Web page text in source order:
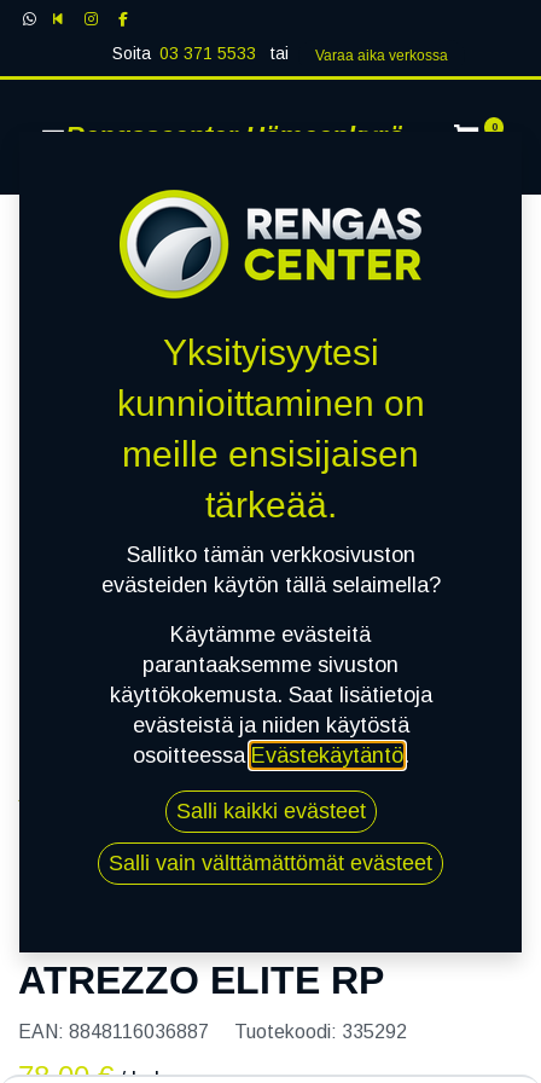
Soita 03 371 5533 tai Varaa aika verk​​​​ossa
Rengascenter Hämeenkyrö 0
205/50R15 86V SAILUN ATREZZO ELITE RP
ATREZZO ELITE RP
EAN: 8848116036887 Tuotekoodi: 335292
78,00€
Yksityisyytesi
kunnioittaminen on
meille ensisijaisen
tärkeää.
Sallitko tämän verkkosivuston
evästeiden käytön tällä selaimella?
Käytämme evästeitä
parantaaksemme sivuston
käyttökokemusta. Saat lisätietoja
evästeistä ja niiden käytöstä
osoitteessa Evästekäytäntö.
Salli kaikki evästeet
Salli vain välttämättömät evästeet